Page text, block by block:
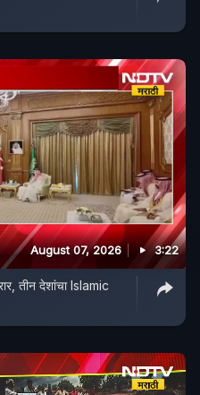
August 07, 2026 3:22
तीन देशांचा Islamic